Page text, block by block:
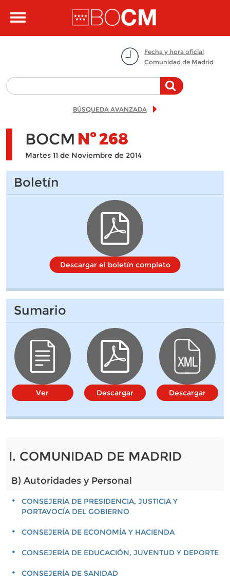
Toggle
Fecha y hora oficial
Comunidad de Madrid
BÚSQUEDA AVANZADA
BOCM Nº268
Martes 11 de Noviembre de 2014
Boletín
Descargar el boletín completo
Sumario
Ver Descargar Descargar
I. COMUNIDAD DE MADRID
B) Autoridades y Personal
CONSEJERÍA DE PRESIDENCIA, JUSTICIA Y
PORTAVOCÍA DEL GOBIERNO
CONSEJERÍA DE ECONOMÍA Y HACIENDA
CONSEJERÍA DE EDUCACIÓN, JUVENTUD Y DEPORTE
CONSEJERÍA DE SANIDAD